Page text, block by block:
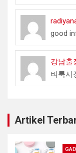
good
강남출
벼룩시
Artikel